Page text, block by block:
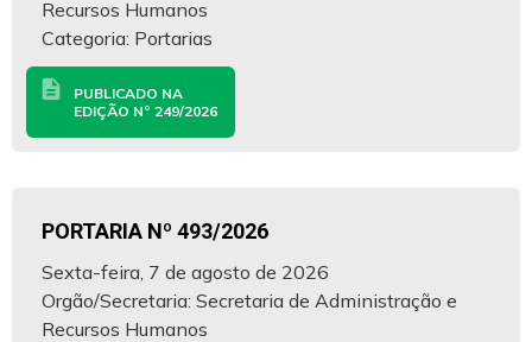
Recursos Humanos
Categoria: Portarias
description
PUBLICADO NA
EDIÇÃO Nº 249/2026
PORTARIA Nº 493/2026
Sexta-feira, 7 de agosto de 2026
Orgão/Secretaria: Secretaria de Administração e
Recursos Humanos